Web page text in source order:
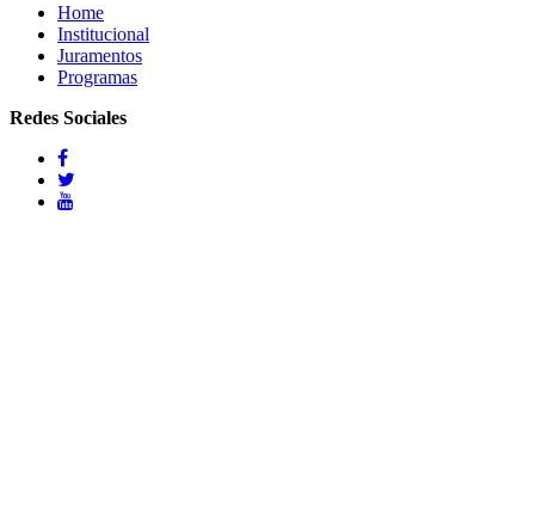
Home
Institucional
Juramentos
Programas
Redes Sociales